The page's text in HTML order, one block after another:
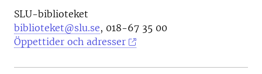
SLU-biblioteket
biblioteket@slu.se, 018-67 35 00
Öppettider och adresser